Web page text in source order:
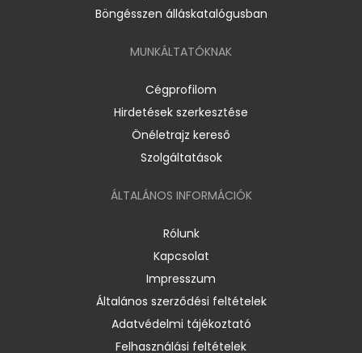
Böngésszen álláskatalógusban
MUNKÁLTATÓKNAK
Cégprofilom
Hirdetések szerkesztése
Önéletrajz kereső
Szolgáltatások
ÁLTALÁNOS INFORMÁCIÓK
Rólunk
Kapcsolat
Impresszum
Általános szerződési feltételek
Adatvédelmi tájékoztató
Felhasználási feltételek